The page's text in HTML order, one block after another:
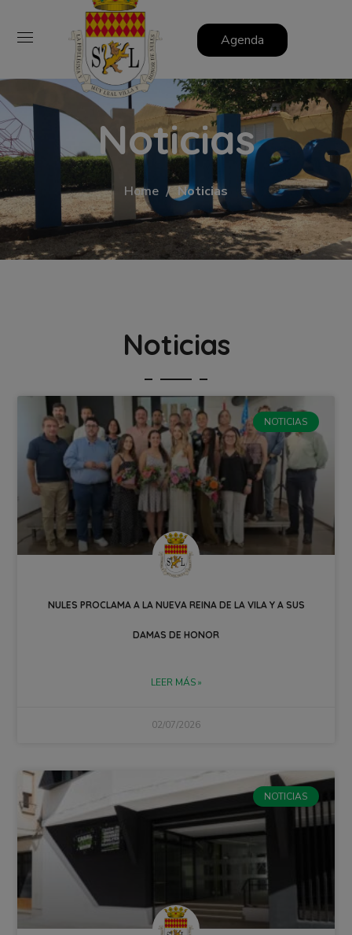
Agenda
Noticias
Home Noticias
Noticias
NOTICIAS
NULES PROCLAMA A LA NUEVA REINA DE LA VILA Y A SUS
DAMAS DE HONOR
LEER MÁS »
02/07/2026
NOTICIAS